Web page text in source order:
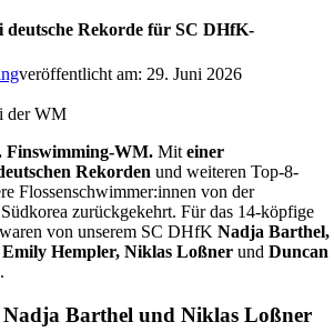
Rekorde für SC DHfK-
veröffentlicht am: 29. Juni 2026
der WM
Finswimming-WM. Miteiner
Rekorden und weiteren Top-8-
Flossenschwimmer:innen von der
zurückgekehrt. Für das 14-köpfige
von unserem SC DHfKNadja Barthel,
Hempler, Niklas LoßnerundDuncan
Barthel und Niklas Loßner